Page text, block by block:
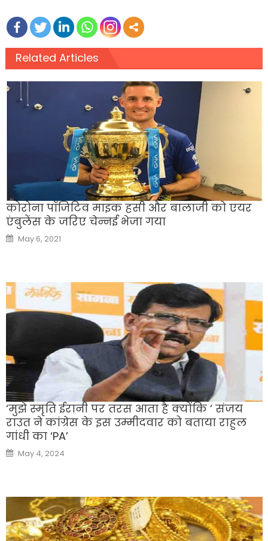
Related Articles
कोरोना पॉजिटिव माइक हसी और बालाजी को एयर
एंबुलेंस के जरिए चेन्नई भेजा गया
Posted
on
May 6, 2021
‘मुझे स्मृति ईरानी पर तरस आता है क्योंकि ‘ संजय
राउत ने कांग्रेस के इस उम्मीदवार को बताया राहुल
गांधी का ‘PA’
Posted
on
May 4, 2024